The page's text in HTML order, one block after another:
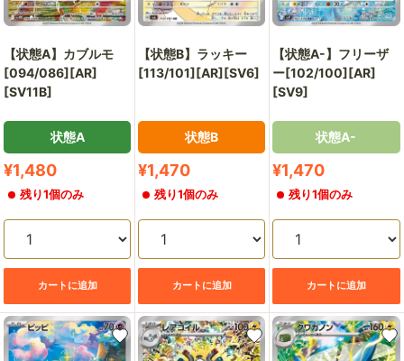
【状態A】カブルモ
[094/086][AR]
[SV11B]
状態A
販
価
格
¥1,480
残り1個のみ
カートに追加
【状態B】ラッキー
[113/101][AR][SV6]
状態B
販
価
格
¥1,470
残り1個のみ
カートに追加
【状態A-】フリーザ
ー[102/100][AR]
[SV9]
状態A-
販
価
格
¥1,470
残り1個のみ
カートに追加